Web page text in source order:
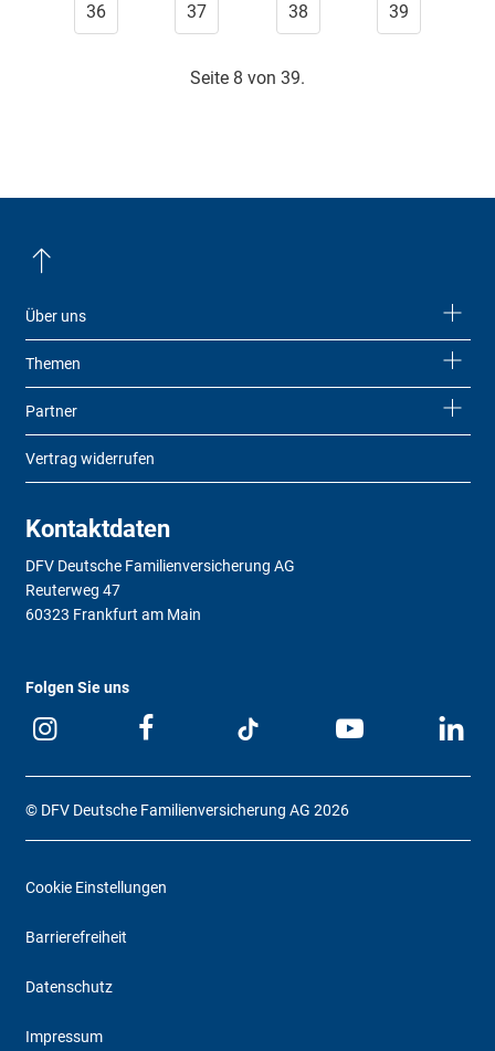
36 37 38 39
Seite 8 von 39.
Über uns
Themen
Partner
Vertrag widerrufen
Kontaktdaten
DFV Deutsche Familienversicherung AG
Reuterweg 47
60323 Frankfurt am Main
Folgen Sie uns
© DFV Deutsche Familienversicherung AG 2026
Cookie Einstellungen
Barrierefreiheit
Datenschutz
Impressum